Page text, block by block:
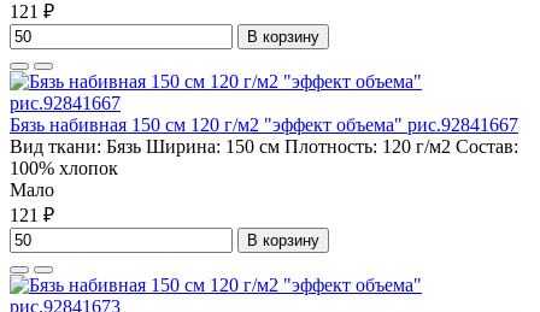
121 ₽
В корзину
Бязь набивная 150 см 120 г/м2 "эффект объема" рис.92841667
Вид ткани: Бязь Ширина: 150 см Плотность: 120 г/м2 Состав:
100% хлопок
Мало
121 ₽
В корзину